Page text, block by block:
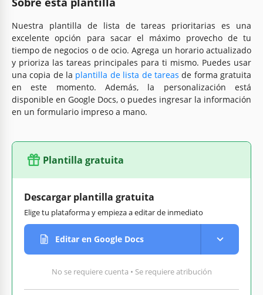
Nuestra plantilla de lista de tareas prioritarias es una
excelente opción para sacar el máximo provecho de tu
tiempo de negocios o de ocio. Agrega un horario actualizado
y prioriza las tareas principales para ti mismo. Puedes usar
una copia de la plantilla de lista de tareas de forma gratuita
en este momento. Además, la personalización está
disponible en Google Docs, o puedes ingresar la información
en un formulario impreso a mano.
Plantilla gratuita
Descargar plantilla gratuita
Elige tu plataforma y empieza a editar de inmediato
Editar en Google Docs
No se requiere cuenta • Se requiere atribución